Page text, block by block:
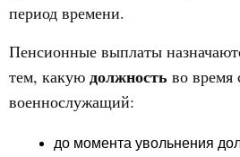
период времени.
Пенсионные выплаты
тем, какую должность во время
военнослужащий:
до момента увольнения